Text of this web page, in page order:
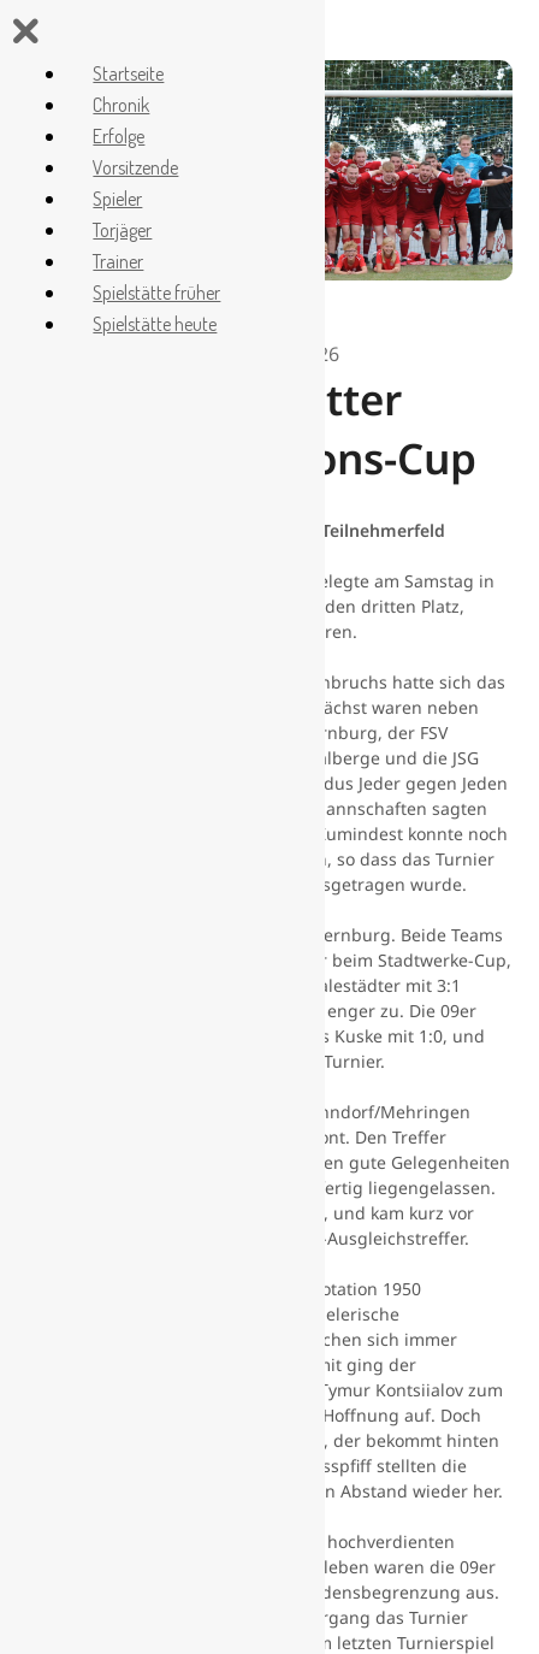
13. Januar 2026
1. E-Jugend Dritter
beim 4. Rotations-Cup
Schneechaos sorgt für verändertes Teilnehmerfeld
Die 1. E-Jugend des SV 09 Staßfurt belegte am Samstag in
Aschersleben beim 4. Rotations-Cup den dritten Platz,
wobei nur sieben Spieler an Deck waren.
Aufgrund des kurzfristigen Wintereinbruchs hatte sich das
Teilnehmerfeld leicht verändert. Zunächst waren neben
dem Gastgeber der SV 09, der SC Bernburg, der FSV
Drohndorf/Mehringen, der SV 08 Baalberge und die JSG
Könnern/Bebitz/Alsleben im Spielmodus Jeder gegen Jeden
vorgesehen. Beide letztgenannten Mannschaften sagten
aber am Freitag ihre Teilnahme ab. Zumindest konnte noch
der SV Lok Aschersleben einspringen, so dass das Turnier
letztendlich mit einem Fünferfeld ausgetragen wurde.
Der SV 09 traf zunächst auf den SC Bernburg. Beide Teams
duellierten sich bereits im Dezember beim Stadtwerke-Cup,
wobei die Bodestädter gegen die Saalestädter mit 3:1
gewannen. Diesmal ging es deutlich enger zu. Die 09er
gewannen durch ein Tor von Christos Kuske mit 1:0, und
starteten so mit einem Dreier in das Turnier.
Im zweiten Spiel gegen den FSV Drohndorf/Mehringen
schoss man sich erneut mit 1:0 in Front. Den Treffer
markierte Mats Priebe. Danach wurden gute Gelegenheiten
durch Priebe und Bruno Beier leichtfertig liegengelassen.
So witterte der Gegner seine Chance, und kam kurz vor
Spielschluss zum vielumjubelten 1:1-Ausgleichstreffer.
Im dritten Vergleich gegen den SV Rotation 1950
Aschersleben ging dem SV 09 die spielerische
Überlegenheit verloren, und es schlichen sich immer
wieder zu viele kleine Fehler ein. Somit ging der
Veranstalter mit 3:0 in Führung. Als Tymur Kontsiialov zum
3:1 verkürzte, keimte nochmals kurz Hoffnung auf. Doch
wer vorne seine Chancen nicht nutzt, der bekommt hinten
eben Tore rein. Quasi mit dem Schlusspfiff stellten die
Ascherslebener mit dem 4:1 den alten Abstand wieder her.
Im letzten Spiel gegen den späteren hochverdienten
Turniersieger SV Lokomotive Aschersleben waren die 09er
bereits vor dem Anpfiff nur auf Schadensbegrenzung aus.
Der große Favorit, der als älterer Jahrgang das Turnier
auch dominierte, konnte sich auch im letzten Turnierspiel
Startseite
Chronik
Erfolge
Vorsitzende
Spieler
Torjäger
Trainer
Spielstätte früher
Spielstätte heute